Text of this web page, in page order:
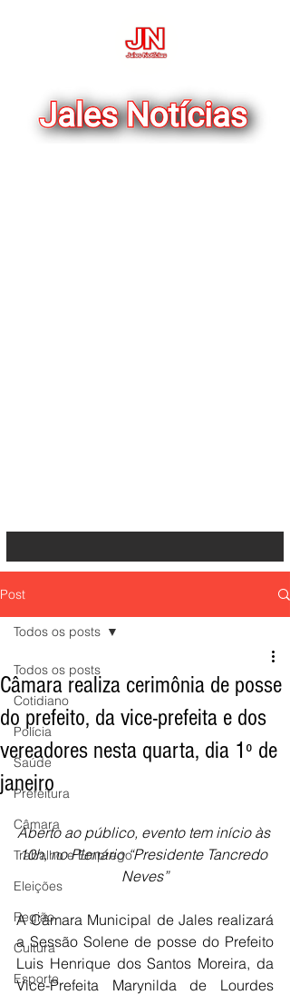
Post
Todos os posts
Cotidiano
Polícia
Saúde
Prefeitura
Câmara
Trabalho e Emprego
Eleições
Região
Cultura
Esporte
Todos os posts
Câmara realiza cerimônia de posse
do prefeito, da vice-prefeita e dos
vereadores nesta quarta, dia 1º de
janeiro
Aberto ao público, evento tem início às
10h, no Plenário “Presidente Tancredo
Neves”
A Câmara Municipal de Jales realizará
a Sessão Solene de posse do Prefeito
Luis Henrique dos Santos Moreira, da
Vice-Prefeita Marynilda de Lourdes